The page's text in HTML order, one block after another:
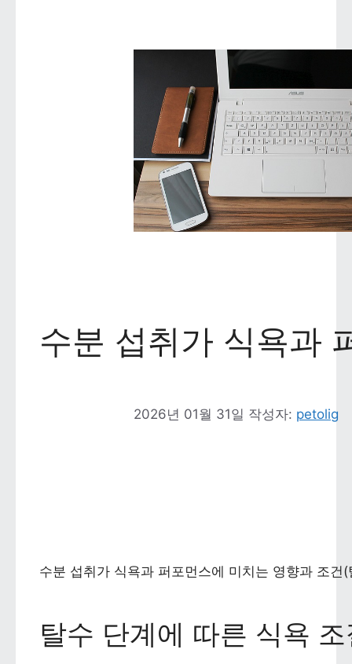
수분 섭취가 식욕과
2026년 01월 31일 작성자: petolig
수분 섭취가 식욕과 퍼포먼스에 미치는 영향과 조
탈수 단계에 따른 식욕